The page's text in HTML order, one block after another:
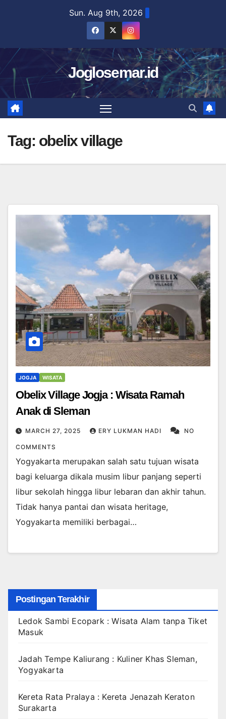
Sun. Aug 9th, 2026
Joglosemar.id
Tag: obelix village
JOGJA WISATA
Obelix Village Jogja : Wisata Ramah
Anak di Sleman
MARCH 27, 2025 ERY LUKMAN HADI NO
COMMENTS
Yogyakarta merupakan salah satu tujuan wisata
bagi keluarga dikala musim libur panjang seperti
libur sekolah hingga libur lebaran dan akhir tahun.
Tidak hanya pantai dan wisata heritage,
Yogyakarta memiliki berbagai…
Postingan Terakhir
Ledok Sambi Ecopark : Wisata Alam tanpa Tiket
Masuk
Jadah Tempe Kaliurang : Kuliner Khas Sleman,
Yogyakarta
Kereta Rata Pralaya : Kereta Jenazah Keraton
Surakarta